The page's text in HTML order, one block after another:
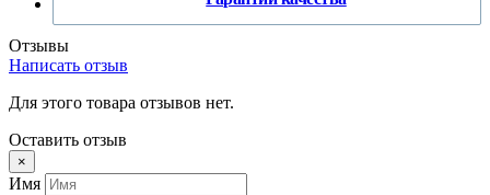
Отзывы
Написать отзыв
Для этого товара отзывов нет.
Оставить отзыв
×
Имя